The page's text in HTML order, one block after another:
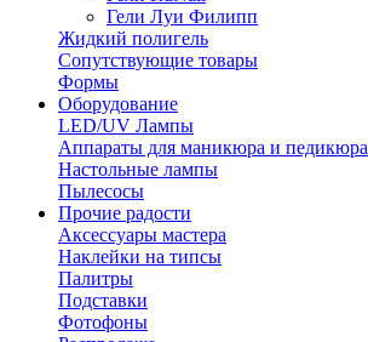
Гели Луи Филипп
Жидкий полигель
Сопутствующие товары
Формы
Оборудование
LED/UV Лампы
Аппараты для маникюра и педикюра
Настольные лампы
Пылесосы
Прочие радости
Аксессуары мастера
Наклейки на типсы
Палитры
Подставки
Фотофоны